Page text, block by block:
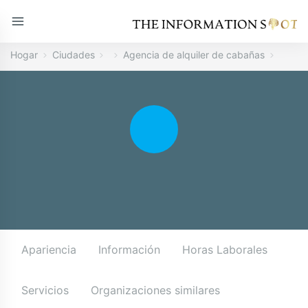
Hogar Ciudades Agencia de alquiler de cabañas
Apariencia Información Horas Laborales
Servicios Organizaciones similares